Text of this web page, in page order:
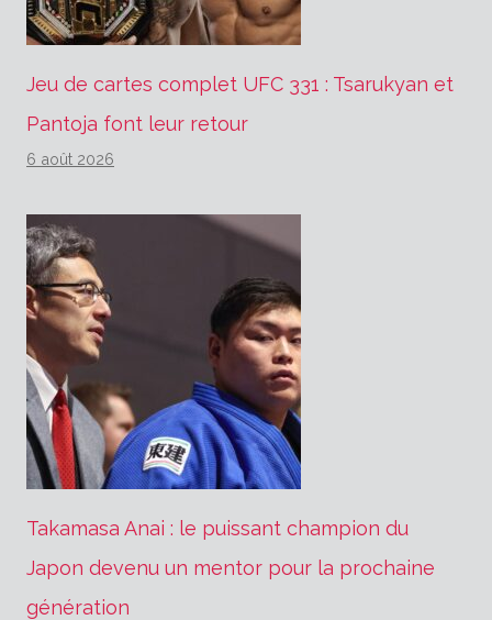
Jeu de cartes complet UFC 331 : Tsarukyan et
Pantoja font leur retour
6 août 2026
Takamasa Anai : le puissant champion du
Japon devenu un mentor pour la prochaine
génération